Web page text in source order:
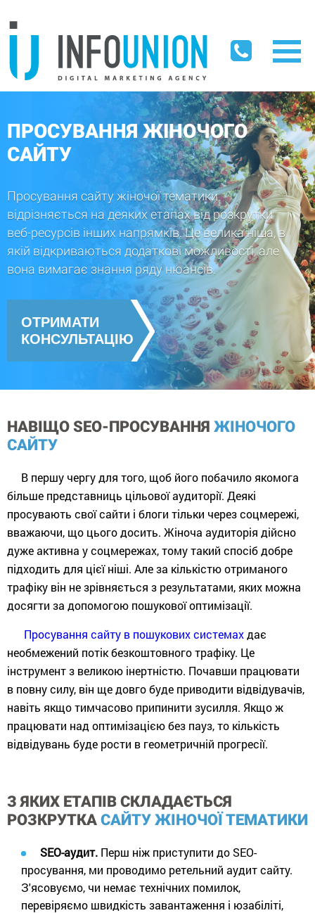
ПРОСУВАННЯ ЖІНОЧОГО
САЙТУ
Просування сайту жіночої тематики
відрізняється на деяких етапах від розкрутки
веб-ресурсів інших напрямків. Це велика ніша, в
якій відкриваються додаткові можливості, але
вона вимагає знання ряду нюансів.
ОТРИМАТИ
КОНСУЛЬТАЦІЮ
НАВІЩО SEO-ПРОСУВАННЯ ЖІНОЧОГО
САЙТУ
В першу чергу для того, щоб його побачило якомога
більше представниць цільової аудиторії. Деякі
просувають свої сайти і блоги тільки через соцмережі,
вважаючи, що цього досить. Жіноча аудиторія дійсно
дуже активна у соцмережах, тому такий спосіб добре
підходить для цієї ніші. Але за кількістю отриманого
трафіку він не зрівняється з результатами, яких можна
досягти за допомогою пошукової оптимізації.
Просування сайту в пошукових системахдає
необмежений потік безкоштовного трафіку. Це
інструмент з великою інертністю. Почавши працювати
в повну силу, він ще довго буде приводити відвідувачів,
навіть якщо тимчасово припинити зусилля. Якщо ж
працювати над оптимізацією без пауз, то кількість
відвідувань буде рости в геометричній прогресії.
З ЯКИХ ЕТАПІВ СКЛАДАЄТЬСЯ
РОЗКРУТКА САЙТУ ЖІНОЧОЇ ТЕМАТИКИ
SEO-аудит. Перш ніж приступити до SEO-
просування, ми проводимо ретельний аудит сайту.
З'ясовуємо, чи немає технічних помилок,
перевіряємо швидкість завантаження і юзабіліті,